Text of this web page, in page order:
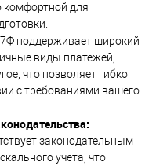
комфортной для
поддерживает широкий
виды платежей,
что позволяет гибко
с требованиями вашего
законодательным
учета, что